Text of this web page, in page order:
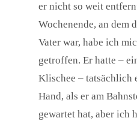
er nicht so weit
Wochenende, an dem
Vater war, habe ich
getroffen. Er hatte –
Klischee – tatsächlich
Hand, als er am
gewartet hat, aber ich